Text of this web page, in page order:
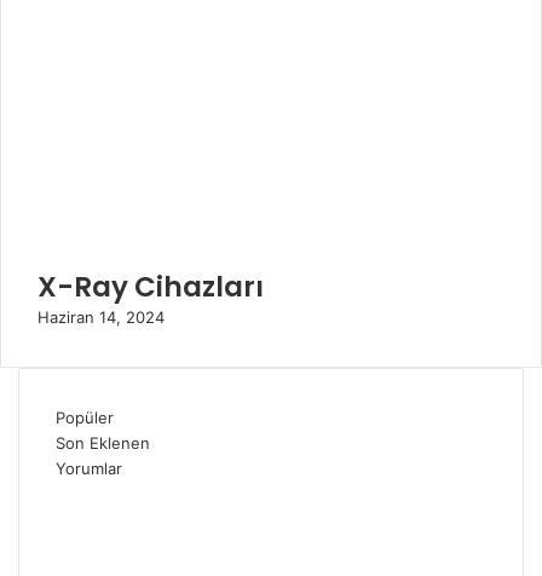
X-Ray Cihazları
Haziran 14, 2024
Popüler
Son Eklenen
Yorumlar